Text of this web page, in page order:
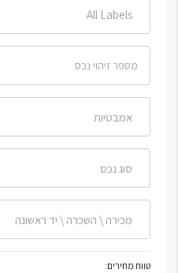
All Labels
אמבטיות
סוג נכס
מכירה \ השכרה \ יד ראשונה
טווח מחירים: